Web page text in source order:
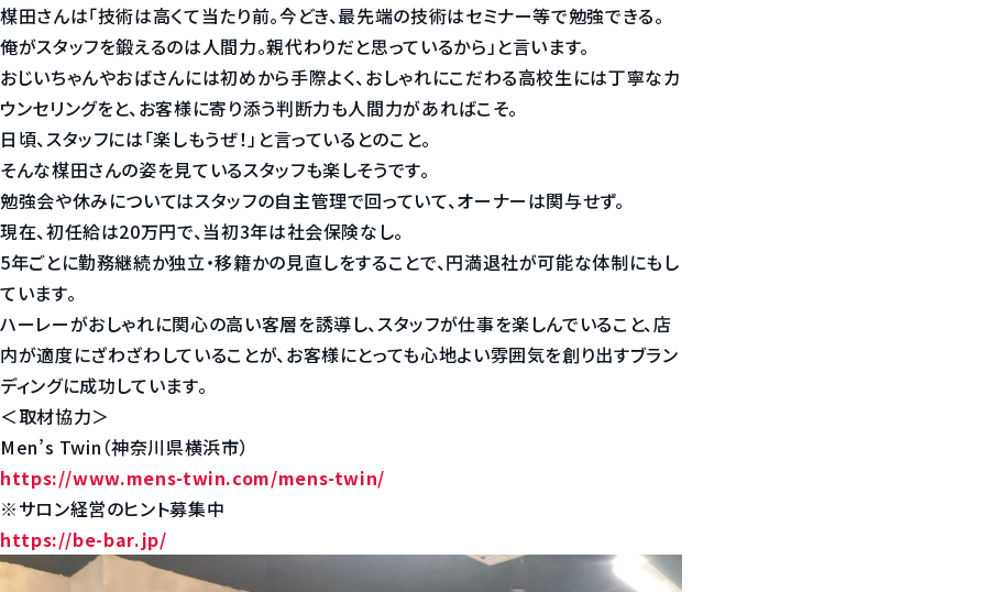
楳田さんは「技術は高くて当たり前。今どき、最先端の技術はセミナー等で勉強できる。
俺がスタッフを鍛えるのは人間力。親代わりだと思っているから」と言います。
おじいちゃんやおばさんには初めから手際よく、おしゃれにこだわる高校生には丁寧なカ
ウンセリングをと、お客様に寄り添う判断力も人間力があればこそ。
日頃、スタッフには「楽しもうぜ！」と言っているとのこと。
そんな楳田さんの姿を見ているスタッフも楽しそうです。
勉強会や休みについてはスタッフの自主管理で回っていて、オーナーは関与せず。
現在、初任給は20万円で、当初3年は社会保険なし。
5年ごとに勤務継続か独立・移籍かの見直しをすることで、円満退社が可能な体制にもし
ています。
ハーレーがおしゃれに関心の高い客層を誘導し、スタッフが仕事を楽しんでいること、店
内が適度にざわざわしていることが、お客様にとっても心地よい雰囲気を創り出すブラン
ディングに成功しています。
＜取材協力＞
Men’s Twin（神奈川県横浜市）
https://www.mens-twin.com/mens-twin/
※サロン経営のヒント募集中
https://be-bar.jp/